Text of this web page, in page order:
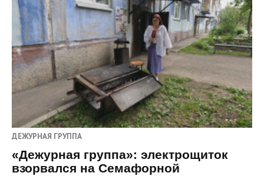
ДЕЖУРНАЯ ГРУППА
«Дежурная группа»: электрощиток
взорвался на Семафорной